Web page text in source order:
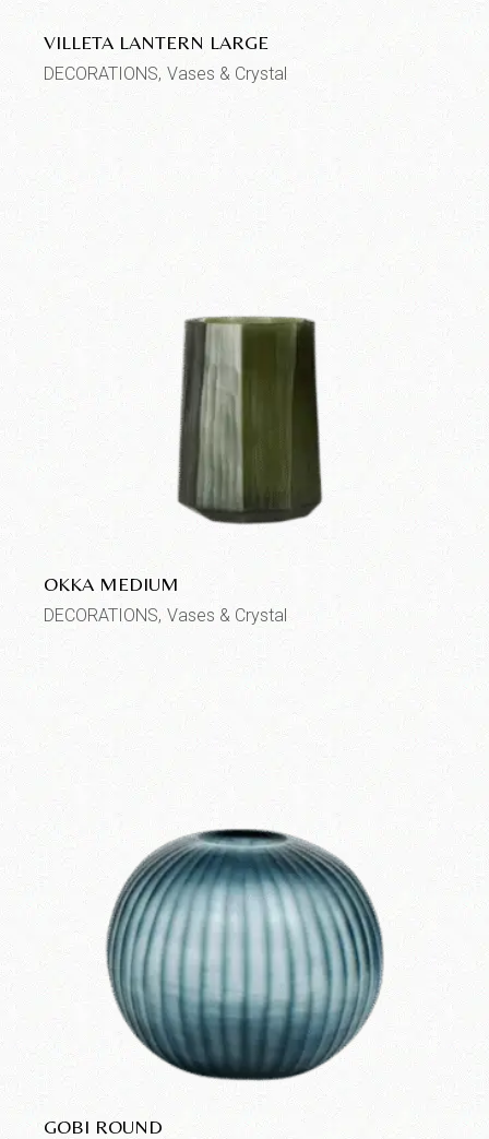
VILLETA LANTERN LARGE
DECORATIONS Vases & Crystal
OKKA MEDIUM
DECORATIONS Vases & Crystal
GOBI ROUND